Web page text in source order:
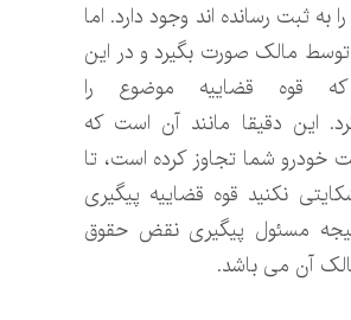
به ثبت رسانده اند وجود دارد. اما
مالک صورت بگیرد و در این
قوه قضاییه موضوع را
این دقیقا مانند آن است که
شما تجاوز کرده است، تا
نکنید قوه قضاییه پیگیری
مسئول پیگیری نقض حقوق
آن می باشد.